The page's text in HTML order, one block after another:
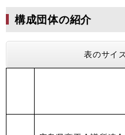
構成団体の紹介
表のサイ